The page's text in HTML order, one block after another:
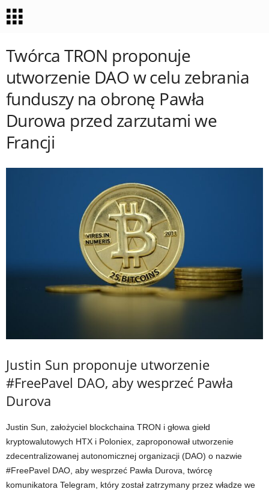
Twórca TRON proponuje
utworzenie DAO w celu zebrania
funduszy na obronę Pawła
Durowa przed zarzutami we
Francji
Justin Sun proponuje utworzenie
#FreePavel DAO, aby wesprzeć Pawła
Durova
Justin Sun, założyciel blockchaina TRON i głowa giełd
kryptowalutowych HTX i Poloniex, zaproponował utworzenie
zdecentralizowanej autonomicznej organizacji (DAO) o nazwie
#FreePavel DAO, aby wesprzeć Pawła Durova, twórcę
komunikatora Telegram, który został zatrzymany przez władze we